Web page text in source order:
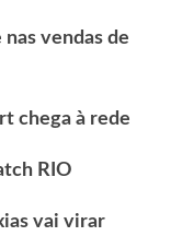
vendas de
chega à rede
RIO
vai virar